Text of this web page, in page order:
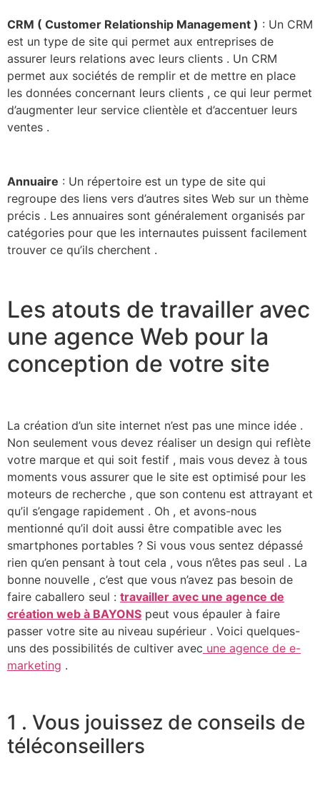
CRM ( Customer Relationship Management ) : Un CRM
est un type de site qui permet aux entreprises de
assurer leurs relations avec leurs clients . Un CRM
permet aux sociétés de remplir et de mettre en place
les données concernant leurs clients , ce qui leur permet
d’augmenter leur service clientèle et d’accentuer leurs
ventes .
Annuaire : Un répertoire est un type de site qui
regroupe des liens vers d’autres sites Web sur un thème
précis . Les annuaires sont généralement organisés par
catégories pour que les internautes puissent facilement
trouver ce qu’ils cherchent .
Les atouts de travailler avec
une agence Web pour la
conception de votre site
La création d’un site internet n’est pas une mince idée .
Non seulement vous devez réaliser un design qui reflète
votre marque et qui soit festif , mais vous devez à tous
moments vous assurer que le site est optimisé pour les
moteurs de recherche , que son contenu est attrayant et
qu’il s’engage rapidement . Oh , et avons-nous
mentionné qu’il doit aussi être compatible avec les
smartphones portables ? Si vous vous sentez dépassé
rien qu’en pensant à tout cela , vous n’êtes pas seul . La
bonne nouvelle , c’est que vous n’avez pas besoin de
faire caballero seul : travailler avec une agence de
création web à BAYONS peut vous épauler à faire
passer votre site au niveau supérieur . Voici quelques-
uns des possibilités de cultiver avec une agence de e-
marketing .
1 . Vous jouissez de conseils de
téléconseillers